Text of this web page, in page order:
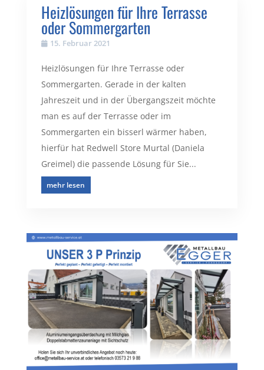
Heizlösungen für Ihre Terrasse
oder Sommergarten
15. Februar 2021
Heizlösungen für Ihre Terrasse oder
Sommergarten. Gerade in der kalten
Jahreszeit und in der Übergangszeit möchte
man es auf der Terrasse oder im
Sommergarten ein bisserl wärmer haben,
hierfür hat Redwell Store Murtal (Daniela
Greimel) die passende Lösung für Sie...
mehr lesen